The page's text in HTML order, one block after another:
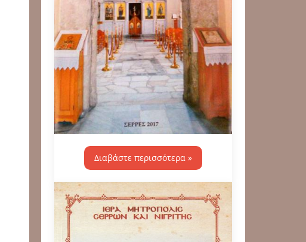
Διαβάστε περισσότερα »